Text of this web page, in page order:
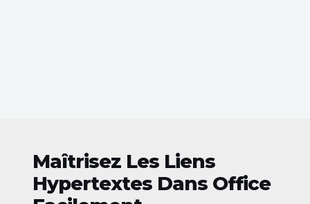
Maîtrisez Les Liens
Hypertextes Dans Office